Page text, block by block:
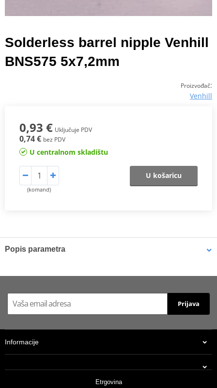
Solderless barrel nipple Venhill
BNS575 5x7,2mm
Proizvođač:
Venhill
0,93 € Uključuje PDV
0,74 € bez PDV
U centralnom skladištu
(komand)
U košaricu
Popis parametra
Prijava
Informacije
Etrgovina